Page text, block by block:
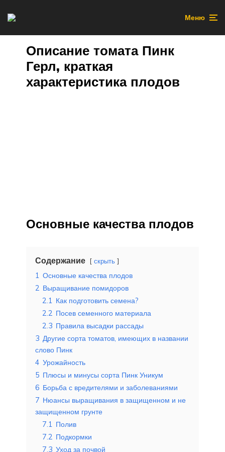
Меню
Описание томата Пинк
Герл, краткая
характеристика плодов
Основные качества плодов
Содержание скрыть
1 Основные качества плодов
2 Выращивание помидоров
2.1 Как подготовить семена?
2.2 Посев семенного материала
2.3 Правила высадки рассады
3 Другие сорта томатов, имеющих в названии
слово Пинк
4 Урожайность
5 Плюсы и минусы сорта Пинк Уникум
6 Борьба с вредителями и заболеваниями
7 Нюансы выращивания в защищенном и не
защищенном грунте
7.1 Полив
7.2 Подкормки
7.3 Уход за почвой